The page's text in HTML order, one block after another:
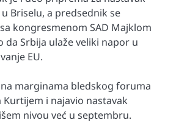
Briselu, a predsednik se
kongresmenom SAD Majklom
da Srbija ulaže veliki napor u
EU.
marginama bledskog foruma
Kurtijem i najavio nastavak
nivou već u septembru.